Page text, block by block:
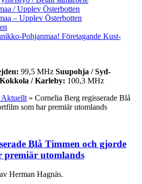
/ Upplev Österbotten
– Upplev Österbotten
Pohjanmaa! Företagande Kust-
99,5 MHz Suupohja / Syd-
Kokkola / Karleby: 100,3 MHz
Aktuellt » Cornelia Berg regisserade Blå
som har premiär utomlands
Blå Timmen och gjorde
premiär utomlands
Herman Hagnäs.